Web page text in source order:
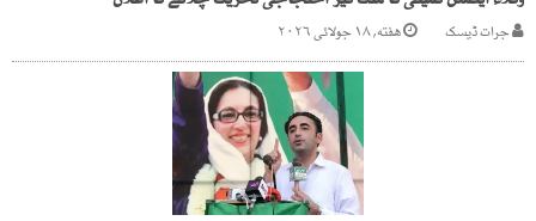
جرات ڈیسک هفته, ۱۸ جولائی ۲۰۲۶